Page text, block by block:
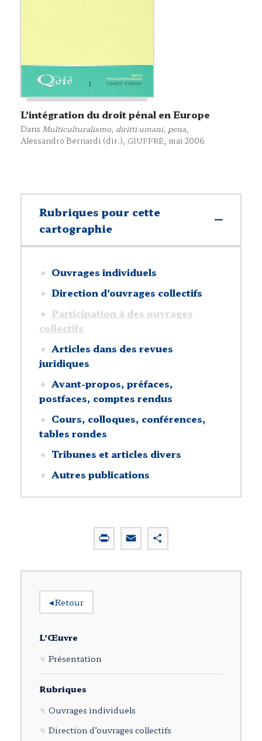
L’intégration du droit pénal en Europe
Dans Multiculturalismo, diritti umani, pena,
Alessandro Bernardi (dir.), GIUFFRÈ, mai 2006
Rubriques pour cette
cartographie
Ouvrages individuels
Direction d’ouvrages collectifs
Participation à des ouvrages
collectifs
Articles dans des revues
juridiques
Avant-propos, préfaces,
postfaces, comptes rendus
Cours, colloques, conférences,
tables rondes
Tribunes et articles divers
Autres publications
r
m
a
◂Retour
L’Œuvre
Présentation
Rubriques
Ouvrages individuels
Direction d’ouvrages collectifs